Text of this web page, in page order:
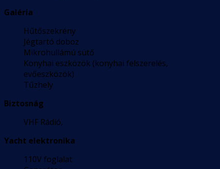
Galéria
Hűtőszekrény
Jégtartó doboz
Mikrohullámú sütő
Konyhai eszközök (konyhai felszerelés,
evőeszközök)
Tűzhely
Biztosnág
VHF Rádió,
Yacht elektronika
110V foglalat